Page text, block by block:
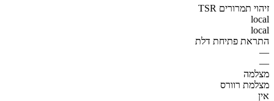
זיהוי תמרורים TSR
local
local
התראת פתיחת דלת
—
—
מצלמה
מצלמת רוורס
אין